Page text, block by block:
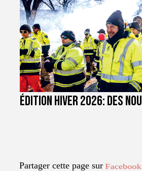
Édition hiver 2026: des
Partager cette page sur LinkedIn